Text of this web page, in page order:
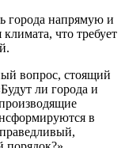
города напрямую и
что требует
вопрос, стоящий
ли города и
в